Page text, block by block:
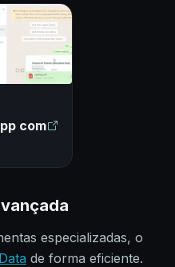
com
especializadas, o
de forma eficiente.